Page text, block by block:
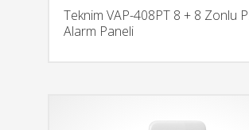
Teknim VAP-408PT 8 + 8 Zonlu
Alarm Paneli